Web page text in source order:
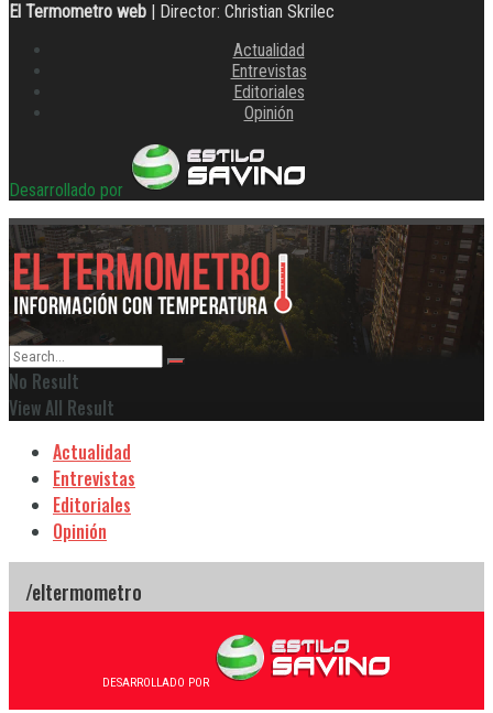
El Termometro web | Director: Christian Skrilec
Actualidad
Entrevistas
Editoriales
Opinión
Desarrollado por
No Result
View All Result
Actualidad
Entrevistas
Editoriales
Opinión
DESARROLLADO POR